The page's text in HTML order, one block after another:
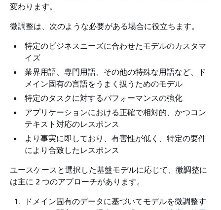
変わります。
微調整は、次のような必要がある場合に役立ちます。
特定のビジネスニーズに合わせたモデルのカスタマ
イズ
業界用語、専門用語、その他の特殊な用語など、ド
メイン固有の言語をうまく扱うためのモデル
特定のタスクに対するパフォーマンスの強化
アプリケーションにおける正確で相対的、かつコン
テキスト対応のレスポンス
より事実に即しており、有害性が低く、特定の要件
により合致したレスポンス
ユースケースと選択した基盤モデルに応じて、微調整に
は主に 2 つのアプローチがあります。
ドメイン固有のデータに基づいてモデルを微調整す